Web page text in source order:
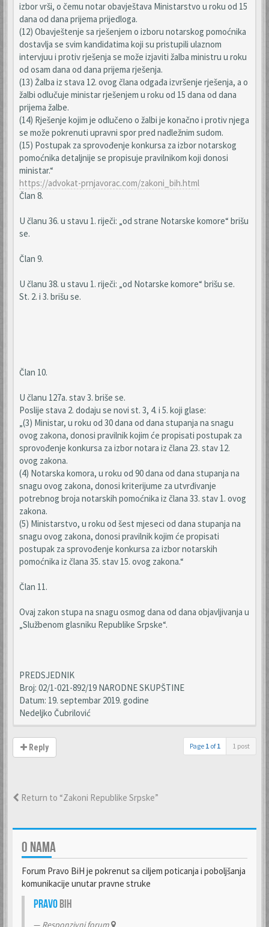
izbor vrši, o čemu notar obavještava Ministarstvo u roku od 15
dana od dana prijema prijedloga.
(12) Obavještenje sa rješenjem o izboru notarskog pomoćnika
dostavlja se svim kandidatima koji su pristupili ulaznom
intervjuu i protiv rješenja se može izjaviti žalba ministru u roku
od osam dana od dana prijema rješenja.
(13) Žalba iz stava 12. ovog člana odgađa izvršenje rješenja, a o
žalbi odlučuje ministar rješenjem u roku od 15 dana od dana
prijema žalbe.
(14) Rješenje kojim je odlučeno o žalbi je konačno i protiv njega
se može pokrenuti upravni spor pred nadležnim sudom.
(15) Postupak za sprovođenje konkursa za izbor notarskog
pomoćnika detaljnije se propisuje pravilnikom koji donosi
ministar.“
https://advokat-prnjavorac.com/zakoni_bih.html
Član 8.
U članu 36. u stavu 1. riječi: „od strane Notarske komore“ brišu
se.
Član 9.
U članu 38. u stavu 1. riječi: „od Notarske komore“ brišu se.
St. 2. i 3. brišu se.
Član 10.
U članu 127a. stav 3. briše se.
Poslije stava 2. dodaju se novi st. 3, 4. i 5. koji glase:
„(3) Ministar, u roku od 30 dana od dana stupanja na snagu
ovog zakona, donosi pravilnik kojim će propisati postupak za
sprovođenje konkursa za izbor notara iz člana 23. stav 12.
ovog zakona.
(4) Notarska komora, u roku od 90 dana od dana stupanja na
snagu ovog zakona, donosi kriterijume za utvrđivanje
potrebnog broja notarskih pomoćnika iz člana 33. stav 1. ovog
zakona.
(5) Ministarstvo, u roku od šest mjeseci od dana stupanja na
snagu ovog zakona, donosi pravilnik kojim će propisati
postupak za sprovođenje konkursa za izbor notarskih
pomoćnika iz člana 35. stav 15. ovog zakona.“
Član 11.
Ovaj zakon stupa na snagu osmog dana od dana objavljivanja u
„Službenom glasniku Republike Srpske“.
PREDSJEDNIK
Broj: 02/1-021-892/19 NARODNE SKUPŠTINE
Datum: 19. septembar 2019. godine
Nedeljko Čubrilović
Reply Page 1 of1 1 post
Return to “Zakoni Republike Srpske”
O NAMA
Forum Pravo BiH je pokrenut sa ciljem poticanja i poboljšanja
komunikacije unutar pravne struke
PravoBiH
Responzivni forum